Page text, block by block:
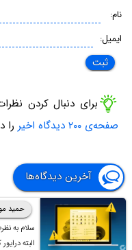
نام:
ایمیل:
برای دنبال کردن
صفحه‌ی ۲۰۰ دیدگاه اخیر
را
آخرین دیدگاه‌ها
حمید
سلام به
البته